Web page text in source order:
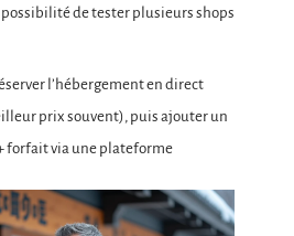
de tester plusieurs shops
l’hébergement en direct
prix souvent), puis ajouter un
forfait via une plateforme